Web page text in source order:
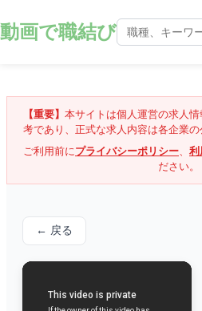
動画で職結び
【重要】 本サイトは個人運営の求人
考であり、正式な求人内容は各企業の
ご利用前にプライバシーポリシー、 利
ださい。
← 戻る